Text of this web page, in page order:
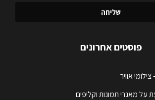
שליחה
פוסטים אחרונים
אוויר
מאגרי תמונות וקליפים